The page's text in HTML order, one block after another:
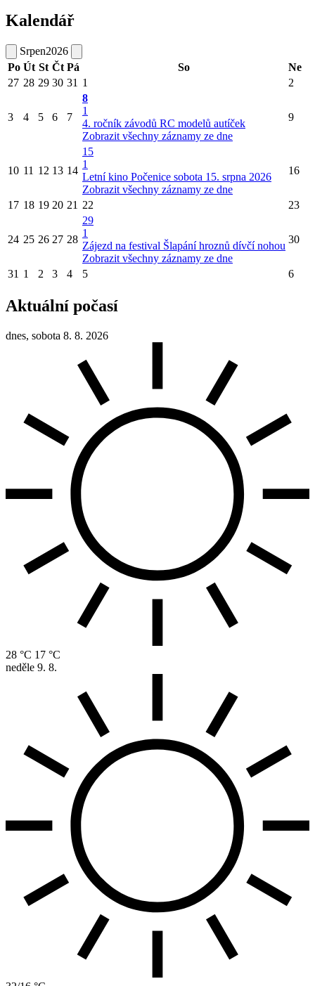
Kalendář
Srpen2026
Po Út St Čt Pá So
Ne
27 28 29 30 31 1 2
3 4 5 6 7
8
1
4. ročník závodů RC modelů autíček
Zobrazit všechny záznamy ze dne
9
10 11 12 13 14
15
1
Letní kino Počenice sobota 15. srpna 2026
Zobrazit všechny záznamy ze dne
16
17 18 19 20 21 22 23
24 25 26 27 28
29
1
Zájezd na festival Šlapání hroznů dívčí nohou
Zobrazit všechny záznamy ze dne
30
31 1 2 3 4 5 6
Aktuální počasí
dnes, sobota 8. 8. 2026
28 °C 17 °C
neděle 9. 8.